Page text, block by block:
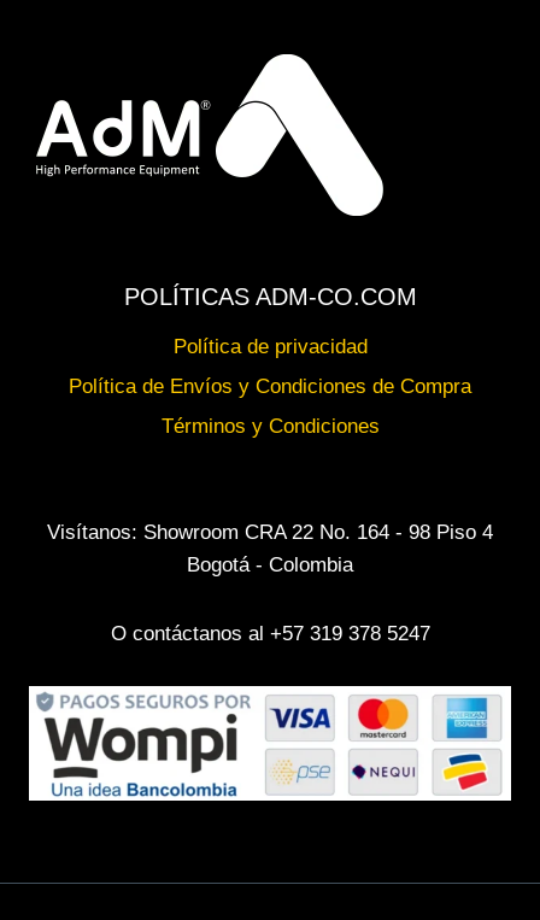
POLÍTICAS ADM-CO.COM
Política de privacidad
Política de Envíos y Condiciones de Compra
Términos y Condiciones
Visítanos: Showroom CRA 22 No. 164 - 98 Piso 4
Bogotá - Colombia
O contáctanos al +57 319 378 5247